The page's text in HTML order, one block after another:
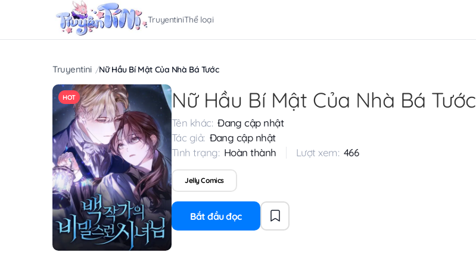
TruyentiniThể loại
Truyentini Nữ Hầu Bí Mật Của Nhà Bá Tước
HOT Nữ Hầu Bí Mật Của Nhà Bá Tước
Tên khác: Đang cập nhật
Tác giả: Đang cập nhật
Tình trạng: Hoàn thành Lượt xem: 466
Jelly Comics
Bắt đầu đọc